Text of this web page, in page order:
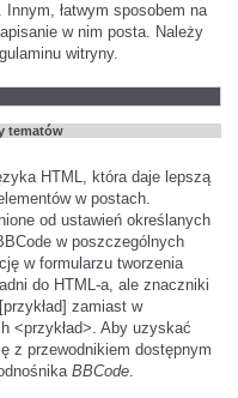
łatwym sposobem na
w nim posta. Należy
witryny.
tematów
HTML, która daje lepszą
w postach.
od ustawień określanych
w poszczególnych
w formularzu tworzenia
do HTML-a, ale znaczniki
zamiast w
<przykład>. Aby uzyskać
z przewodnikiem dostępnym
BBCode.